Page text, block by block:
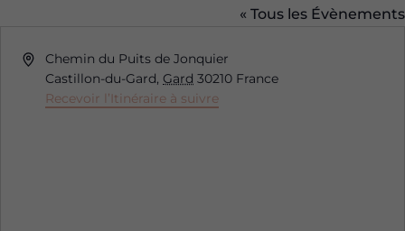
« Tous les Évènements
AdresseChemin du Puits de Jonquier
Castillon-du-Gard, Gard 30210 France
Recevoir l’Itinéraire à suivre